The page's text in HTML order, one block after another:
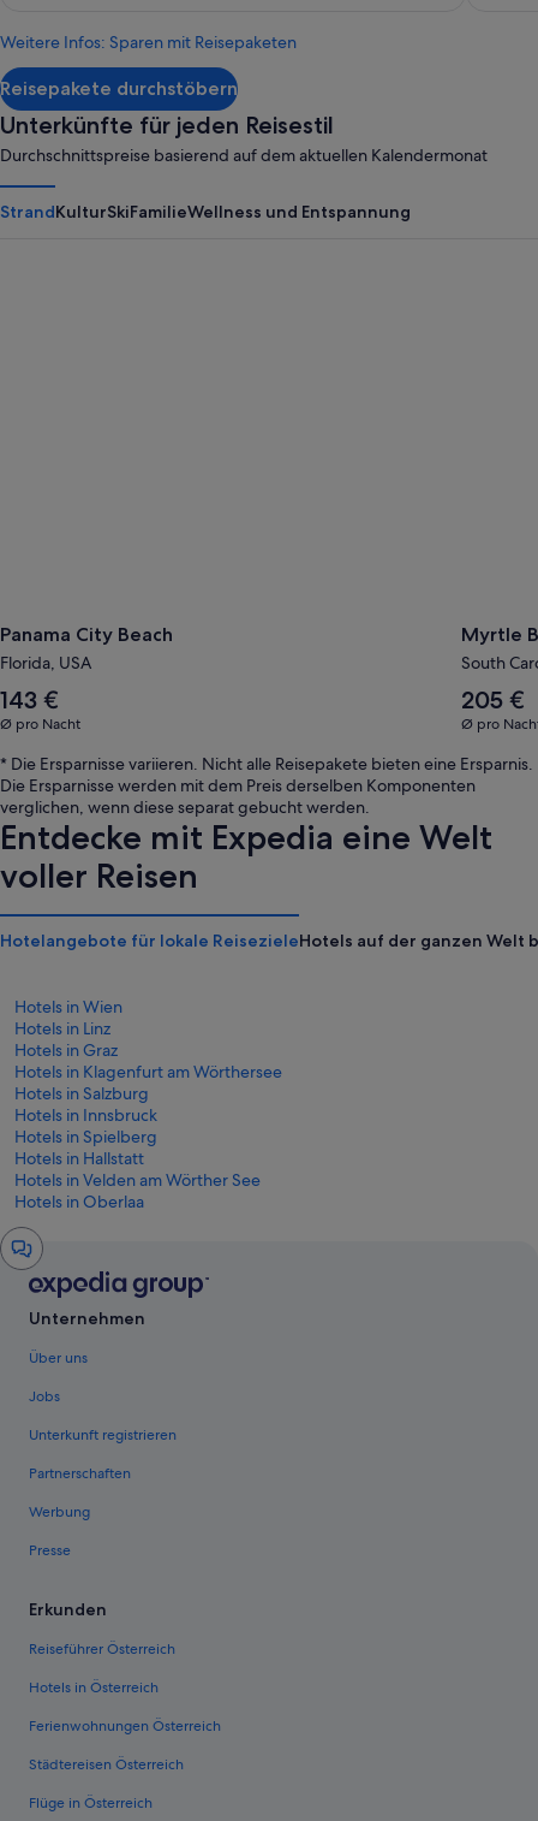
Reisepakete durchstöbern
Weitere Infos: Sparen mit Reisepaketen
Unterkünfte für jeden Reisestil
Durchschnittspreise basierend auf dem aktuellen Kalendermonat
StrandKulturSkiFamilieWellness und Entspannung
Panama City Beach
Florida, USA
Der
Durchschnittspreis
pro
Nacht
beträgt
143 €
143 €
Ø pro Nacht
Myrtle
South
Der
pro
Nacht
beträgt
205 €
Ø pro
* Die Ersparnisse variieren. Nicht alle Reisepakete bieten eine Ersparnis.
Die Ersparnisse werden mit dem Preis derselben Komponenten
verglichen, wenn diese separat gebucht werden.
Entdecke mit Expedia eine Welt
voller Reisen
Hotelangebote für lokale ReisezieleHotels auf der ganzen Welt
Hotels in Wien
Hotels in Linz
Hotels in Graz
Hotels in Klagenfurt am Wörthersee
Hotels in Salzburg
Hotels in Innsbruck
Hotels in Spielberg
Hotels in Hallstatt
Hotels in Velden am Wörther See
Hotels in Oberlaa
Chat-
Fenster
Unternehmen
Über uns
Jobs
Unterkunft registrieren
Partnerschaften
Werbung
Presse
Erkunden
Reiseführer Österreich
Hotels in Österreich
Ferienwohnungen Österreich
Städtereisen Österreich
Flüge in Österreich